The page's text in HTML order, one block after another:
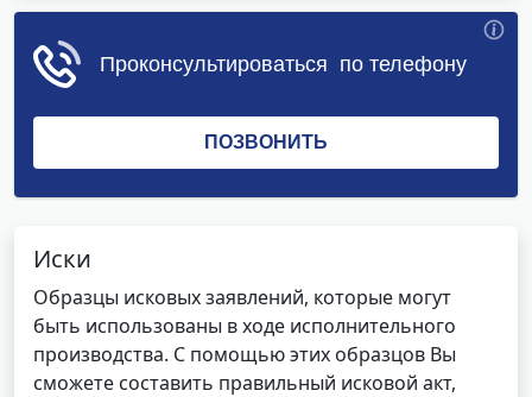
Иски
Образцы исковых заявлений, которые могут
быть использованы в ходе исполнительного
производства. С помощью этих образцов Вы
сможете составить правильный исковой акт,